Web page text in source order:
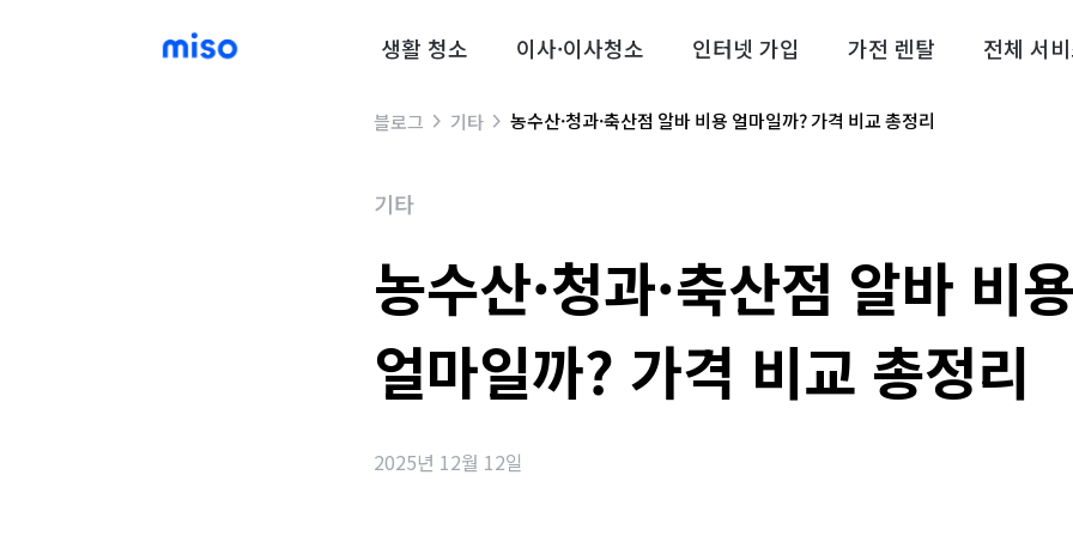
생활 청소 이사·이사청소 인터넷 가입 가전 렌탈 전체 서
블로그 기타 농수산·청과·축산점 알바 비용 얼마일까? 가격 비교 총정리
기타
농수산·청과·축산점 알바 비용
얼마일까? 가격 비교 총정리
2025년 12월 12일